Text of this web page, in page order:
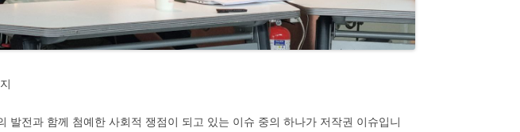
발전과 함께 첨예한 사회적 쟁점이 되고 있는 이슈 중의 하나가 저작권 이슈입니